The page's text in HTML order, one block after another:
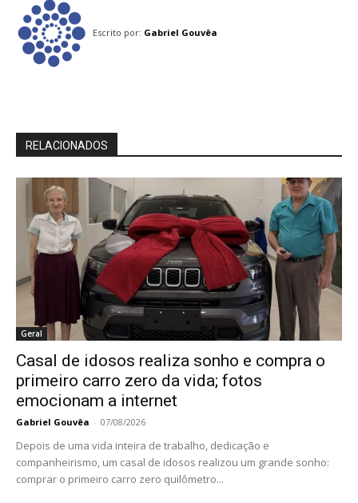
Escrito por: Gabriel Gouvêa
RELACIONADOS
Geral
Casal de idosos realiza sonho e compra o
primeiro carro zero da vida; fotos
emocionam a internet
Gabriel Gouvêa - 07/08/2026
Depois de uma vida inteira de trabalho, dedicação e
companheirismo, um casal de idosos realizou um grande sonho:
comprar o primeiro carro zero quilômetro...